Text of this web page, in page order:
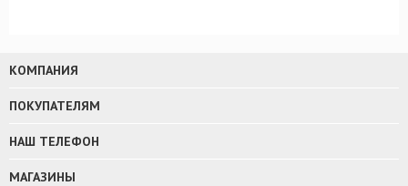
КОМПАНИЯ
ПОКУПАТЕЛЯМ
НАШ ТЕЛЕФОН
МАГАЗИНЫ